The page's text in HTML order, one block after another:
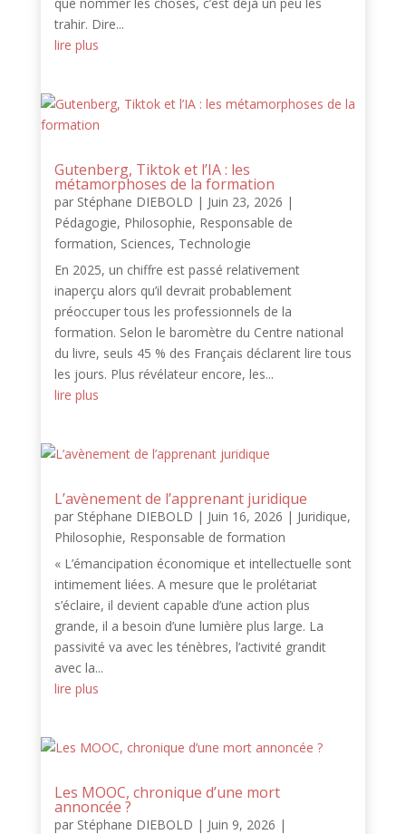
trahir. Dire...
lire plus
Gutenberg, Tiktok et l’IA : les
métamorphoses de la formation
par Stéphane DIEBOLD | Juin 23, 2026 |
Pédagogie, Philosophie, Responsable de
formation, Sciences, Technologie
En 2025, un chiffre est passé relativement
inaperçu alors qu’il devrait probablement
préoccuper tous les professionnels de la
formation. Selon le baromètre du Centre national
du livre, seuls 45 % des Français déclarent lire tous
les jours. Plus révélateur encore, les...
lire plus
L’avènement de l’apprenant juridique
par Stéphane DIEBOLD | Juin 16, 2026 | Juridique,
Philosophie, Responsable de formation
« L’émancipation économique et intellectuelle sont
intimement liées. A mesure que le prolétariat
s’éclaire, il devient capable d’une action plus
grande, il a besoin d’une lumière plus large. La
passivité va avec les ténèbres, l’activité grandit
avec la...
lire plus
Les MOOC, chronique d’une mort
annoncée ?
par Stéphane DIEBOLD | Juin 9, 2026 |